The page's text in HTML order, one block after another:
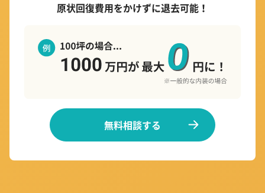
原状回復費用をかけずに退去可能！
無料相談する